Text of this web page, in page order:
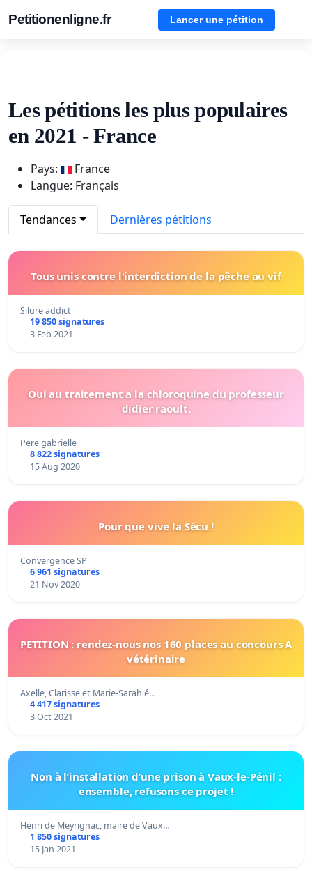
Petitionenligne.fr Lancer une pétition
Les pétitions les plus populaires
en 2021 - France
Pays:
France
Langue: Français
Tendances Dernières pétitions
Tous unis contre l'interdiction de la pêche au vif
Silure addict
19 850 signatures
3 Feb 2021
Oui au traitement a la chloroquine du professeur
didier raoult.
Pere gabrielle
8 822 signatures
15 Aug 2020
Pour que vive la Sécu !
Convergence SP
6 961 signatures
21 Nov 2020
PETITION : rendez-nous nos 160 places au concours A
vétérinaire
Axelle, Clarisse et Marie-Sarah é…
4 417 signatures
3 Oct 2021
Non à l’installation d’une prison à Vaux-le-Pénil :
ensemble, refusons ce projet !
Henri de Meyrignac, maire de Vaux…
1 850 signatures
15 Jan 2021